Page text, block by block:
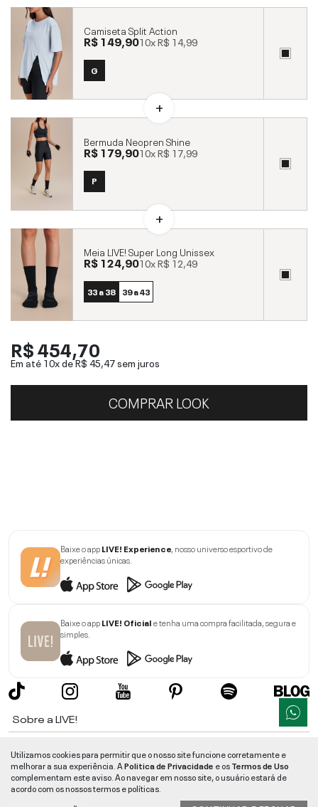
Camiseta Split Action
R$ 149,9010xR$ 14,99
G
Bermuda Neopren Shine
R$ 179,9010xR$ 17,99
P
Meia LIVE! Super Long Unissex
R$ 124,9010xR$ 12,49
33 a 38 39 a 43
R$ 454,70
Em até 10x deR$ 45,47sem juros
COMPRAR LOOK
Baixe o appLIVE! Experience, nosso universo esportivo de
experiências únicas.
Baixe o appLIVE! Oficiale tenha uma compra facilitada, segura e
simples.
Sobre a LIVE!
Informações
Utilizamos cookies para permitir que o nosso site funcione corretamente e
melhorar a sua experiência. APolitica de Privacidade e osTermos de Uso
complementam este aviso. Ao navegar em nosso site, o usuário estará de
acordo com os nossos termos e políticas.